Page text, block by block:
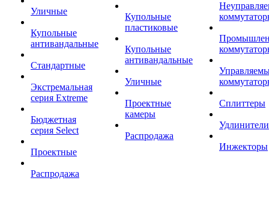
Уличные
Купольные
антивандальные
Стандартные
Экстремальная
серия Extreme
Бюджетная
серия Select
Проектные
Распродажа
Купольные
пластиковые
Купольные
антивандальные
Уличные
Проектные
камеры
Распродажа
Сплиттеры
Удлинители
Инжекторы